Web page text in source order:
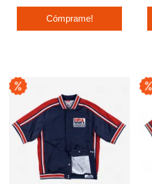
Cómprame!